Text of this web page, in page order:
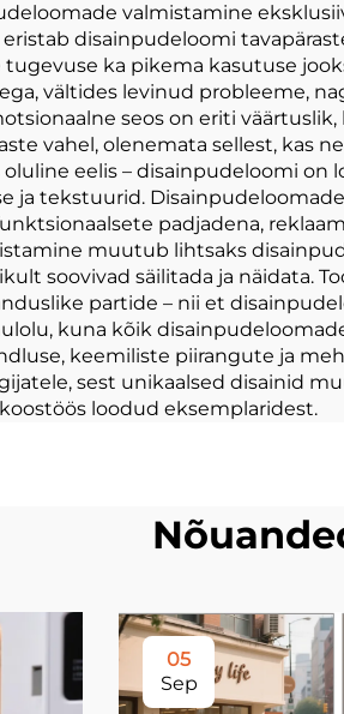
valmistamine
disainpudeloomi
ka pikema kasutuse
vältides levinud probleeme,
seos on eriti
vahel, olenemata sellest,
eelis – disainpudeloomi
ja tekstuurid.
padjadena,
muutub lihtsaks
soovivad säilitada ja näidata.
partide – nii et
kuna kõik
keemiliste piirangute ja
sest unikaalsed disainid
loodud eksemplaridest.
05
Sep